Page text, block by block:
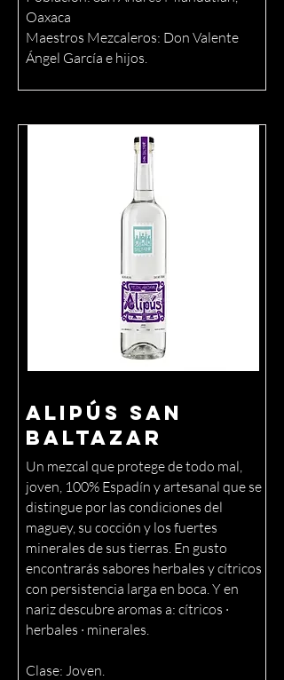
Oaxaca
Maestros Mezcaleros: Don Valente
Ángel García e hijos.
Alipús San
Baltazar
Un mezcal que protege de todo mal,
joven, 100% Espadín y artesanal que se
distingue por las condiciones del
maguey, su cocción y los fuertes
minerales de sus tierras. En gusto
encontrarás sabores herbales y cítricos
con persistencia larga en boca. Y en
nariz descubre aromas a: cítricos ·
herbales · minerales.
Clase: Joven.